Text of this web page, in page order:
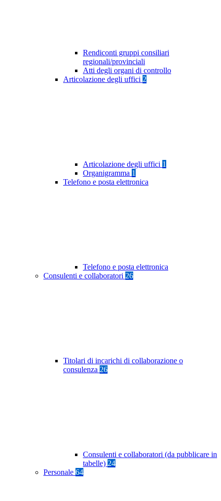
Rendiconti gruppi consiliari
regionali/provinciali
Atti degli organi di controllo
Articolazione degli uffici 2
Articolazione degli uffici 1
Organigramma 1
Telefono e posta elettronica
Telefono e posta elettronica
Consulenti e collaboratori 26
Titolari di incarichi di collaborazione o
consulenza 26
Consulenti e collaboratori (da pubblicare in
tabelle) 24
Personale 64